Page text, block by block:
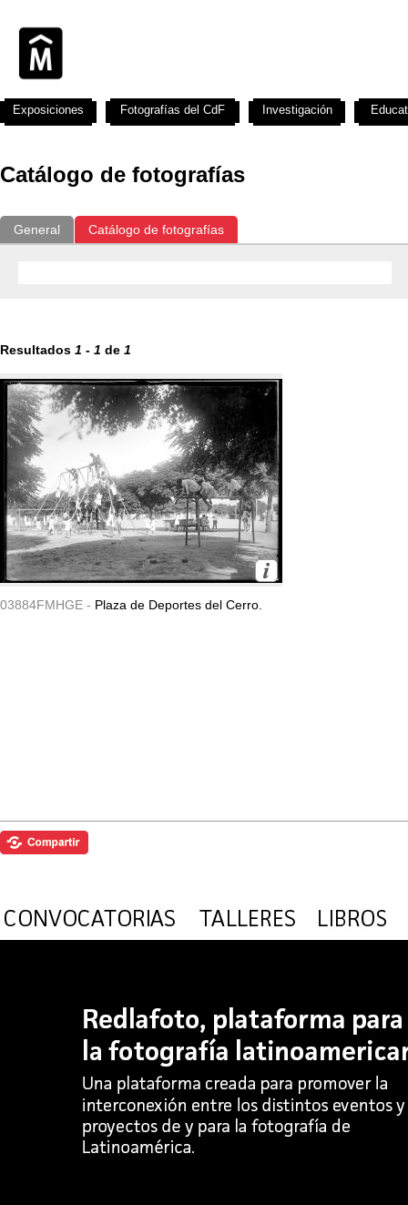
Catálogo de fotografías
General Catálogo de fotografías
Resultados 1 - 1 de 1
03884FMHGE - Plaza de Deportes del Cerro.
Exposiciones Fotografías del CdF Investigación